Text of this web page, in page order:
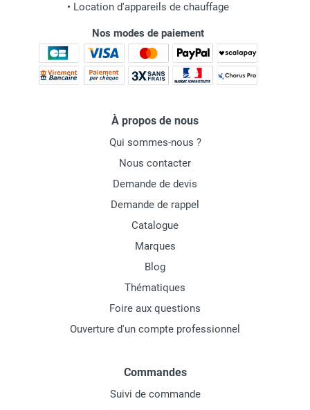
• Location d'appareils de chauffage
Nos modes de paiement
À propos de nous
Qui sommes-nous ?
Nous contacter
Demande de devis
Demande de rappel
Catalogue
Marques
Blog
Thématiques
Foire aux questions
Ouverture d'un compte professionnel
Commandes
Suivi de commande